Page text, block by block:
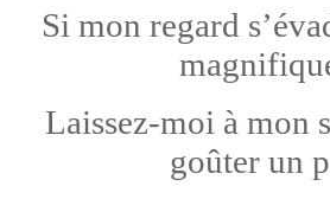
Si mon regard
Laissez-moi à mon
goûter un